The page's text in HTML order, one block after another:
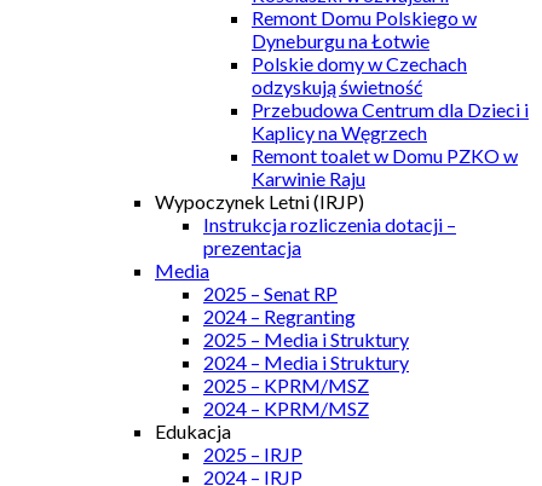
Remont Domu Polskiego w
Dyneburgu na Łotwie
Polskie domy w Czechach
odzyskują świetność
Przebudowa Centrum dla Dzieci i
Kaplicy na Węgrzech
Remont toalet w Domu PZKO w
Karwinie Raju
Wypoczynek Letni (IRJP)
Instrukcja rozliczenia dotacji –
prezentacja
Media
2025 – Senat RP
2024 – Regranting
2025 – Media i Struktury
2024 – Media i Struktury
2025 – KPRM/MSZ
2024 – KPRM/MSZ
Edukacja
2025 – IRJP
2024 – IRJP